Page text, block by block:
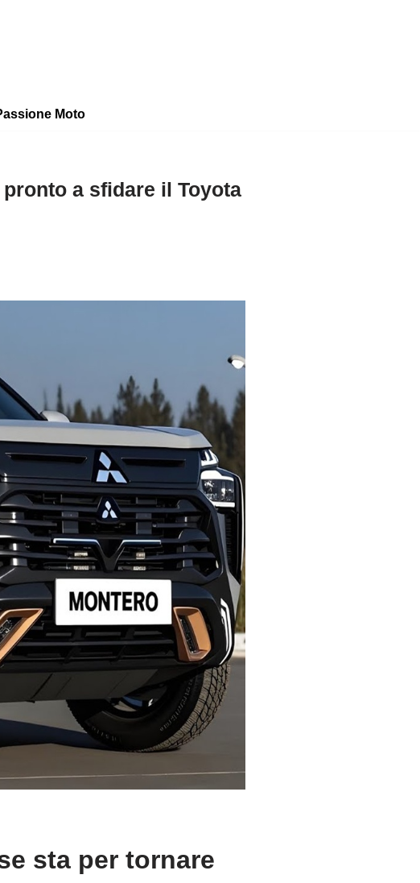
Moto
a sfidare il Toyota
sta per tornare